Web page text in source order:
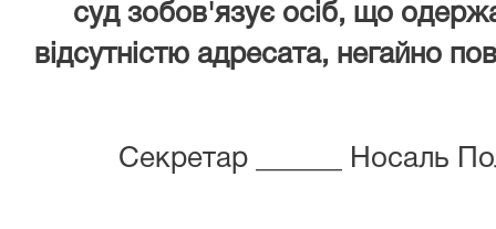
суд зобов'язує осіб, що
відсутністю адресата, негайно
Секретар ______ Носаль